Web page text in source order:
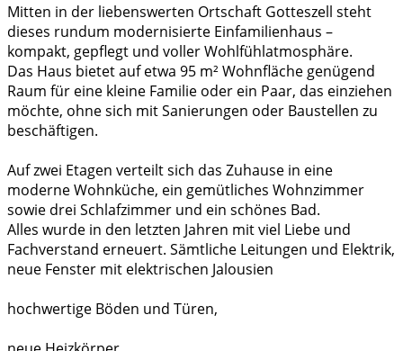
Mitten in der liebenswerten Ortschaft Gotteszell steht
dieses rundum modernisierte Einfamilienhaus –
kompakt, gepflegt und voller Wohlfühlatmosphäre.
Das Haus bietet auf etwa 95 m² Wohnfläche genügend
Raum für eine kleine Familie oder ein Paar, das einziehen
möchte, ohne sich mit Sanierungen oder Baustellen zu
beschäftigen.
Auf zwei Etagen verteilt sich das Zuhause in eine
moderne Wohnküche, ein gemütliches Wohnzimmer
sowie drei Schlafzimmer und ein schönes Bad.
Alles wurde in den letzten Jahren mit viel Liebe und
Fachverstand erneuert. Sämtliche Leitungen und Elektrik,
neue Fenster mit elektrischen Jalousien
hochwertige Böden und Türen,